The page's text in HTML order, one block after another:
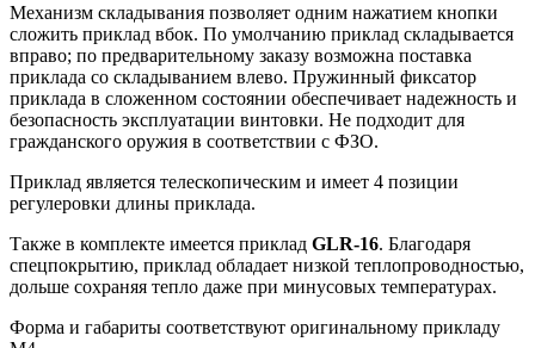
Механизм складывания позволяет одним нажатием кнопки
сложить приклад вбок. По умолчанию приклад складывается
вправо; по предварительному заказу возможна поставка
приклада со складыванием влево. Пружинный фиксатор
приклада в сложенном состоянии обеспечивает надежность и
безопасность эксплуатации винтовки. Не подходит для
гражданского оружия в соответствии с ФЗО.
Приклад является телескопическим и имеет 4 позиции
регулеровки длины приклада.
Также в комплекте имеется приклад GLR-16. Благодаря
спецпокрытию, приклад обладает низкой теплопроводностью,
дольше сохраняя тепло даже при минусовых температурах.
Форма и габариты соответствуют оригинальному прикладу